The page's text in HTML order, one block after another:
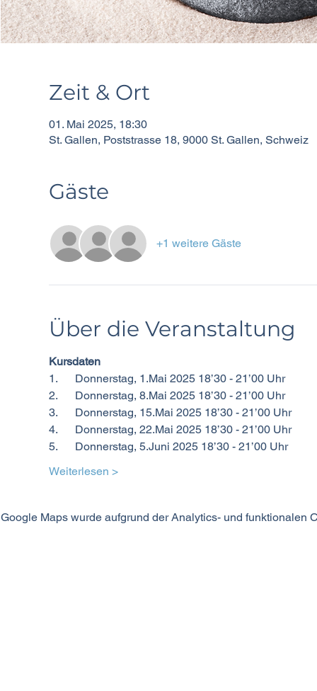
Zeit & Ort
01. Mai 2025, 18:30
St. Gallen, Poststrasse 18, 9000 St. Gallen, Schweiz
Gäste
+1 weitere Gäste
Über die Veranstaltung
Kursdaten
1.      Donnerstag, 1.Mai 2025 18’30 - 21’00 Uhr
2.      Donnerstag, 8.Mai 2025 18’30 - 21’00 Uhr
3.      Donnerstag, 15.Mai 2025 18’30 - 21’00 Uhr
4.      Donnerstag, 22.Mai 2025 18’30 - 21’00 Uhr
5.      Donnerstag, 5.Juni 2025 18’30 - 21’00 Uhr
Weiterlesen >
Google Maps wurde aufgrund der Analytics- und funktionalen